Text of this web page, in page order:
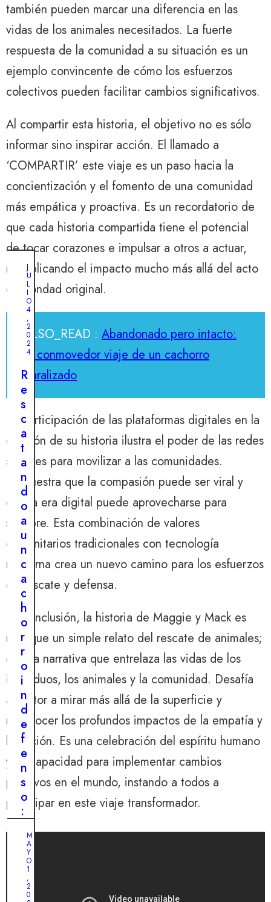
también pueden marcar una diferencia en las
vidas de los animales necesitados. La fuerte
respuesta de la comunidad a su situación es un
ejemplo convincente de cómo los esfuerzos
colectivos pueden facilitar cambios significativos.
Al compartir esta historia, el objetivo no es sólo
informar sino inspirar acción. El llamado a
‘COMPARTIR’ este viaje es un paso hacia la
concientización y el fomento de una comunidad
más empática y proactiva. Es un recordatorio de
que cada historia compartida tiene el potencial
de tocar corazones e impulsar a otros a actuar,
multiplicando el impacto mucho más allá del acto
de bondad original.
ALSO_READ : Abandonado pero intacto:
el conmovedor viaje de un cachorro
paralizado
La participación de las plataformas digitales en la
difusión de su historia ilustra el poder de las redes
sociales para movilizar a las comunidades.
Demuestra que la compasión puede ser viral y
que la era digital puede aprovecharse para
siempre. Esta combinación de valores
comunitarios tradicionales con tecnología
moderna crea un nuevo camino para los esfuerzos
de rescate y defensa.
En conclusión, la historia de Maggie y Mack es
más que un simple relato del rescate de animales;
es una narrativa que entrelaza las vidas de los
individuos, los animales y la comunidad. Desafía
al lector a mirar más allá de la superficie y
reconocer los profundos impactos de la empatía y
la acción. Es una celebración del espíritu humano
y su capacidad para implementar cambios
positivos en el mundo, instando a todos a
participar en este viaje transformador.
O
2
E
l
n
o
t
a
b
l
e
v
i
a
j
e
d
e
u
n
c
e
J
U
L
I
O
4
,
2
0
2
4
R
e
s
c
a
t
a
n
d
o
a
u
n
c
a
c
h
o
r
r
o
i
n
d
e
f
e
n
s
o
:
d
M
A
Y
O
1
,
2
0